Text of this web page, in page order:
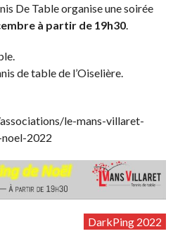
De Table organise une soirée
à partir de 19h30.
de table de l’Oiselière.
le-mans-villaret-
2022
DarkPing 2022